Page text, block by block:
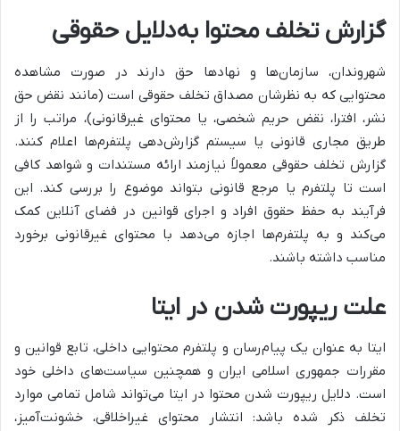
گزارش تخلف محتوا به‌دلایل حقوقی
شهروندان، سازمان‌ها و نهادها حق دارند در صورت مشاهده
محتوایی که به نظرشان مصداق تخلف حقوقی است (مانند نقض حق
نشر، افترا، نقض حریم شخصی، یا محتوای غیرقانونی)، مراتب را از
طریق مجاری قانونی یا سیستم گزارش‌دهی پلتفرم‌ها اعلام کنند.
گزارش تخلف حقوقی معمولاً نیازمند ارائه مستندات و شواهد کافی
است تا پلتفرم یا مرجع قانونی بتواند موضوع را بررسی کند. این
فرآیند به حفظ حقوق افراد و اجرای قوانین در فضای آنلاین کمک
می‌کند و به پلتفرم‌ها اجازه می‌دهد با محتوای غیرقانونی برخورد
مناسب داشته باشند.
علت ریپورت شدن در ایتا
ایتا به عنوان یک پیام‌رسان و پلتفرم محتوایی داخلی، تابع قوانین و
مقررات جمهوری اسلامی ایران و همچنین سیاست‌های داخلی خود
است. دلایل ریپورت شدن محتوا در ایتا می‌تواند شامل تمامی موارد
تخلف ذکر شده باشد: انتشار محتوای غیراخلاقی، خشونت‌آمیز،